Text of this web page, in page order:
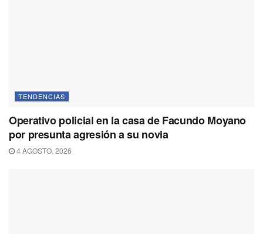
TENDENCIAS
Operativo policial en la casa de Facundo Moyano
por presunta agresión a su novia
4 AGOSTO, 2026